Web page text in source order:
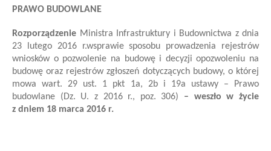
PRAWO BUDOWLANE
Rozporządzenie Ministra Infrastruktury i Budownictwa z dnia
23 lutego 2016 r.wsprawie sposobu prowadzenia rejestrów
wniosków o pozwolenie na budowę i decyzji opozwoleniu na
budowę oraz rejestrów zgłoszeń dotyczących budowy, o której
mowa wart. 29 ust. 1 pkt 1a, 2b i 19a ustawy – Prawo
budowlane (Dz. U. z 2016 r., poz. 306) – weszło w życie
z dniem 18 marca 2016 r.